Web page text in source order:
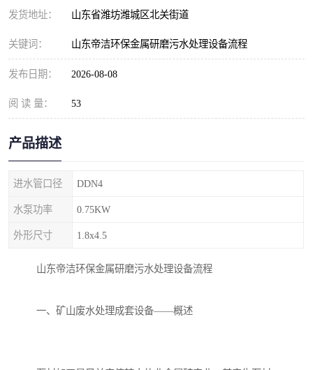
发货地址： 山东省潍坊潍城区北关街道
关键词： 山东帝洁环保金属研磨污水处理设备流程
发布日期： 2026-08-08
阅 读 量： 53
产品描述
进水管口径 DDN4
水泵功率 0.75KW
外形尺寸 1.8x4.5
山东帝洁环保金属研磨污水处理设备流程
一、矿山废水处理成套设备——概述
塑料编织袋一体化污水处
理设备
养老院污水处理一体化设
整形医院污水处理设备
酿酒厂一体化污水处理设
备
生活一体化污水处理设备
复合二氧化氯发生器污水
处理设备
屠宰场一体化污水处理设
地埋式一体化污水处理设
备设备
加药装置污水设备
城乡生活污水处理设备设 MBR膜污水处理设备